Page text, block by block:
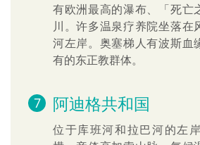
有欧洲最高的瀑布、「死亡
川。许多温泉疗养院坐落在
河左岸。奥塞梯人有波斯血
有的东正教群体。
阿迪格共和国
位于库班河和拉巴河的左